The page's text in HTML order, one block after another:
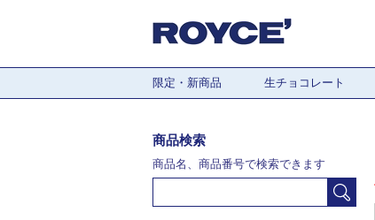
限定・新商品 生チョコレート
商品検索
商品名、商品番号で検索できます